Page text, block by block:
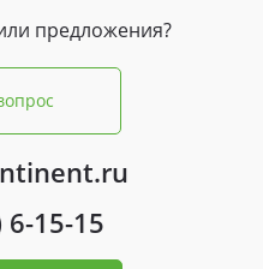
предложения?
6-15-15